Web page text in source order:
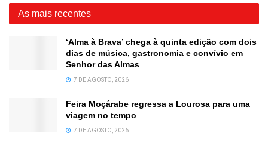
As mais recentes
‘Alma à Brava’ chega à quinta edição com dois
dias de música, gastronomia e convívio em
Senhor das Almas
7 DE AGOSTO, 2026
Feira Moçárabe regressa a Lourosa para uma
viagem no tempo
7 DE AGOSTO, 2026